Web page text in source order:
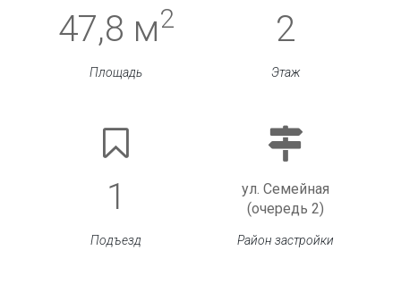
47,8 м2
Площадь
2
Этаж
1
Подъезд
ул. Семейная
(очередь 2)
Район застройки